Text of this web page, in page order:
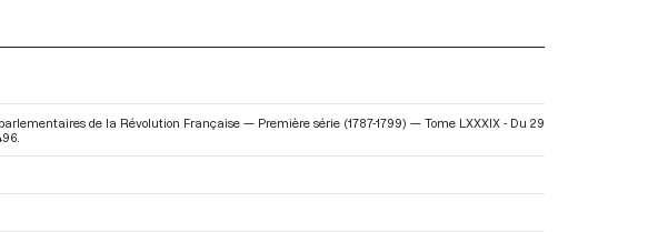
de la Révolution Française — Première série (1787-1799) — Tome LXXXIX - Du 29